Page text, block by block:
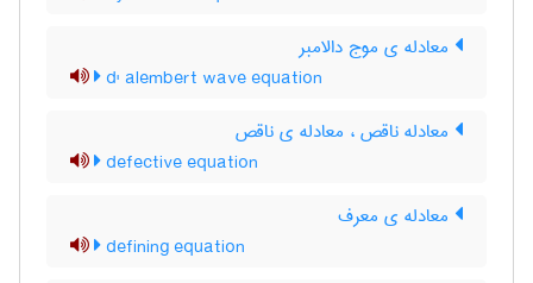
معادله ی موج دالامبر
d' alembert wave equation
معادله ناقص ، معادله ی ناقص
defective equation
معادله ی معرف
defining equation